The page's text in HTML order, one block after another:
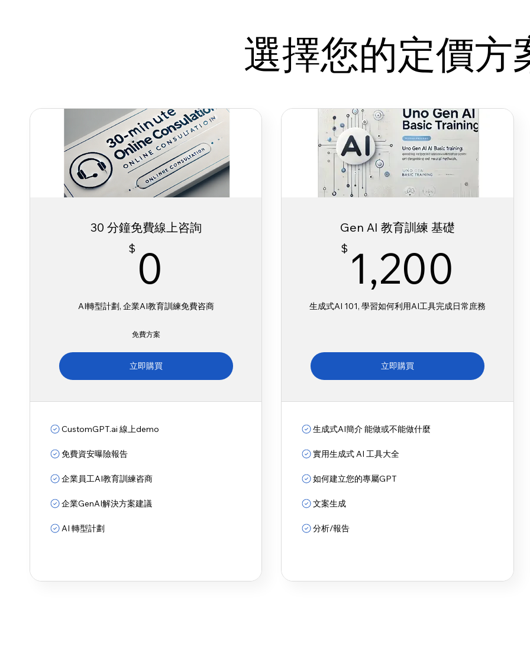
選擇您的定價方
30 分鐘免費線上咨詢
$ 0
AI轉型計劃, 企業AI教育訓練免費咨商
免費方案
立即購買
CustomGPT.ai 線上demo
免費資安曝險報告
企業員工AI教育訓練咨商
企業GenAI解決方案建議
AI 轉型計劃
Gen AI 教育訓練 基礎
$ 1,200
生成式AI 101, 學習如何利用AI工具完成日常庶務
立即購買
生成式AI簡介 能做或不能做什麼
實用生成式 AI 工具大全
如何建立您的專屬GPT
文案生成
分析/報告